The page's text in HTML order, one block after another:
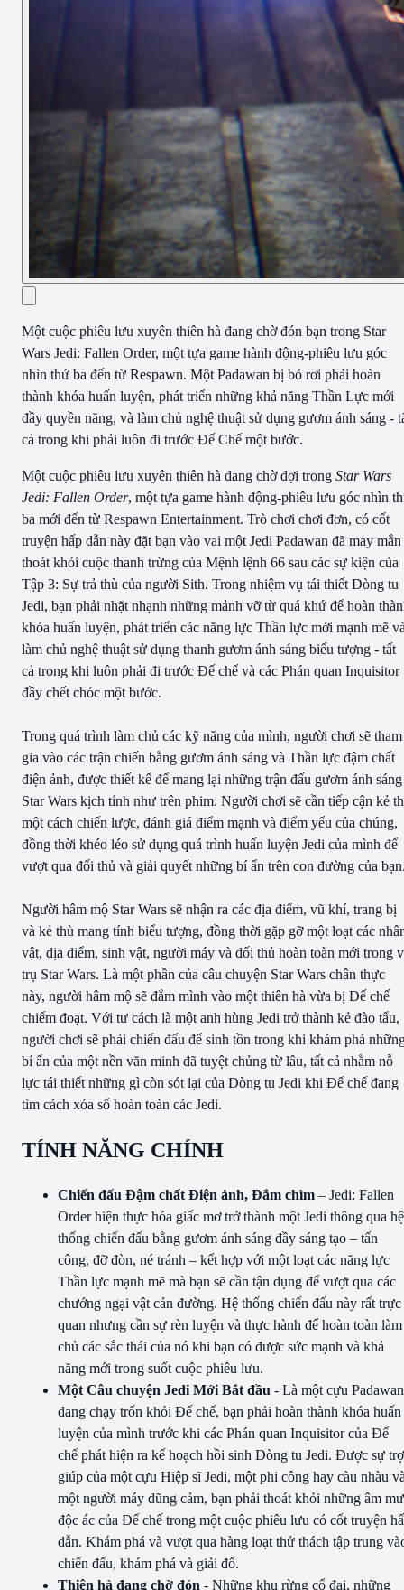
Một cuộc phiêu lưu xuyên thiên hà đang chờ đón bạn trong Star
Wars Jedi: Fallen Order, một tựa game hành động-phiêu lưu góc
nhìn thứ ba đến từ Respawn. Một Padawan bị bỏ rơi phải hoàn
thành khóa huấn luyện, phát triển những khả năng Thần Lực mới
đầy quyền năng, và làm chủ nghệ thuật sử dụng gươm ánh sáng -
cả trong khi phải luôn đi trước Đế Chế một bước.
Một cuộc phiêu lưu xuyên thiên hà đang chờ đợi trong Star Wars
Jedi: Fallen Order, một tựa game hành động-phiêu lưu góc nhìn
ba mới đến từ Respawn Entertainment. Trò chơi chơi đơn, có cốt
truyện hấp dẫn này đặt bạn vào vai một Jedi Padawan đã may mắn
thoát khỏi cuộc thanh trừng của Mệnh lệnh 66 sau các sự kiện của
Tập 3: Sự trả thù của người Sith. Trong nhiệm vụ tái thiết Dòng tu
Jedi, bạn phải nhặt nhạnh những mảnh vỡ từ quá khứ để hoàn
khóa huấn luyện, phát triển các năng lực Thần lực mới mạnh mẽ
làm chủ nghệ thuật sử dụng thanh gươm ánh sáng biểu tượng - tất
cả trong khi luôn phải đi trước Đế chế và các Phán quan Inquisitor
đầy chết chóc một bước.
Trong quá trình làm chủ các kỹ năng của mình, người chơi sẽ tham
gia vào các trận chiến bằng gươm ánh sáng và Thần lực đậm chất
điện ảnh, được thiết kế để mang lại những trận đấu gươm ánh sáng
Star Wars kịch tính như trên phim. Người chơi sẽ cần tiếp cận kẻ
một cách chiến lược, đánh giá điểm mạnh và điểm yếu của chúng,
đồng thời khéo léo sử dụng quá trình huấn luyện Jedi của mình để
vượt qua đối thủ và giải quyết những bí ẩn trên con đường của
Người hâm mộ Star Wars sẽ nhận ra các địa điểm, vũ khí, trang bị
và kẻ thù mang tính biểu tượng, đồng thời gặp gỡ một loạt các
vật, địa điểm, sinh vật, người máy và đối thủ hoàn toàn mới trong
trụ Star Wars. Là một phần của câu chuyện Star Wars chân thực
này, người hâm mộ sẽ đắm mình vào một thiên hà vừa bị Đế chế
chiếm đoạt. Với tư cách là một anh hùng Jedi trở thành kẻ đào tẩu,
người chơi sẽ phải chiến đấu để sinh tồn trong khi khám phá
bí ẩn của một nền văn minh đã tuyệt chủng từ lâu, tất cả nhằm nỗ
lực tái thiết những gì còn sót lại của Dòng tu Jedi khi Đế chế đang
tìm cách xóa sổ hoàn toàn các Jedi.
TÍNH NĂNG CHÍNH
Chiến đấu Đậm chất Điện ảnh, Đắm chìm – Jedi: Fallen
Order hiện thực hóa giấc mơ trở thành một Jedi thông qua hệ
thống chiến đấu bằng gươm ánh sáng đầy sáng tạo – tấn
công, đỡ đòn, né tránh – kết hợp với một loạt các năng lực
Thần lực mạnh mẽ mà bạn sẽ cần tận dụng để vượt qua các
chướng ngại vật cản đường. Hệ thống chiến đấu này rất trực
quan nhưng cần sự rèn luyện và thực hành để hoàn toàn làm
chủ các sắc thái của nó khi bạn có được sức mạnh và khả
năng mới trong suốt cuộc phiêu lưu.
Một Câu chuyện Jedi Mới Bắt đầu - Là một cựu Padawan
đang chạy trốn khỏi Đế chế, bạn phải hoàn thành khóa huấn
luyện của mình trước khi các Phán quan Inquisitor của Đế
chế phát hiện ra kế hoạch hồi sinh Dòng tu Jedi. Được sự trợ
giúp của một cựu Hiệp sĩ Jedi, một phi công hay càu nhàu
một người máy dũng cảm, bạn phải thoát khỏi những âm
độc ác của Đế chế trong một cuộc phiêu lưu có cốt truyện
dẫn. Khám phá và vượt qua hàng loạt thử thách tập trung
chiến đấu, khám phá và giải đố.
Thiên hà đang chờ đón - Những khu rừng cổ đại, những